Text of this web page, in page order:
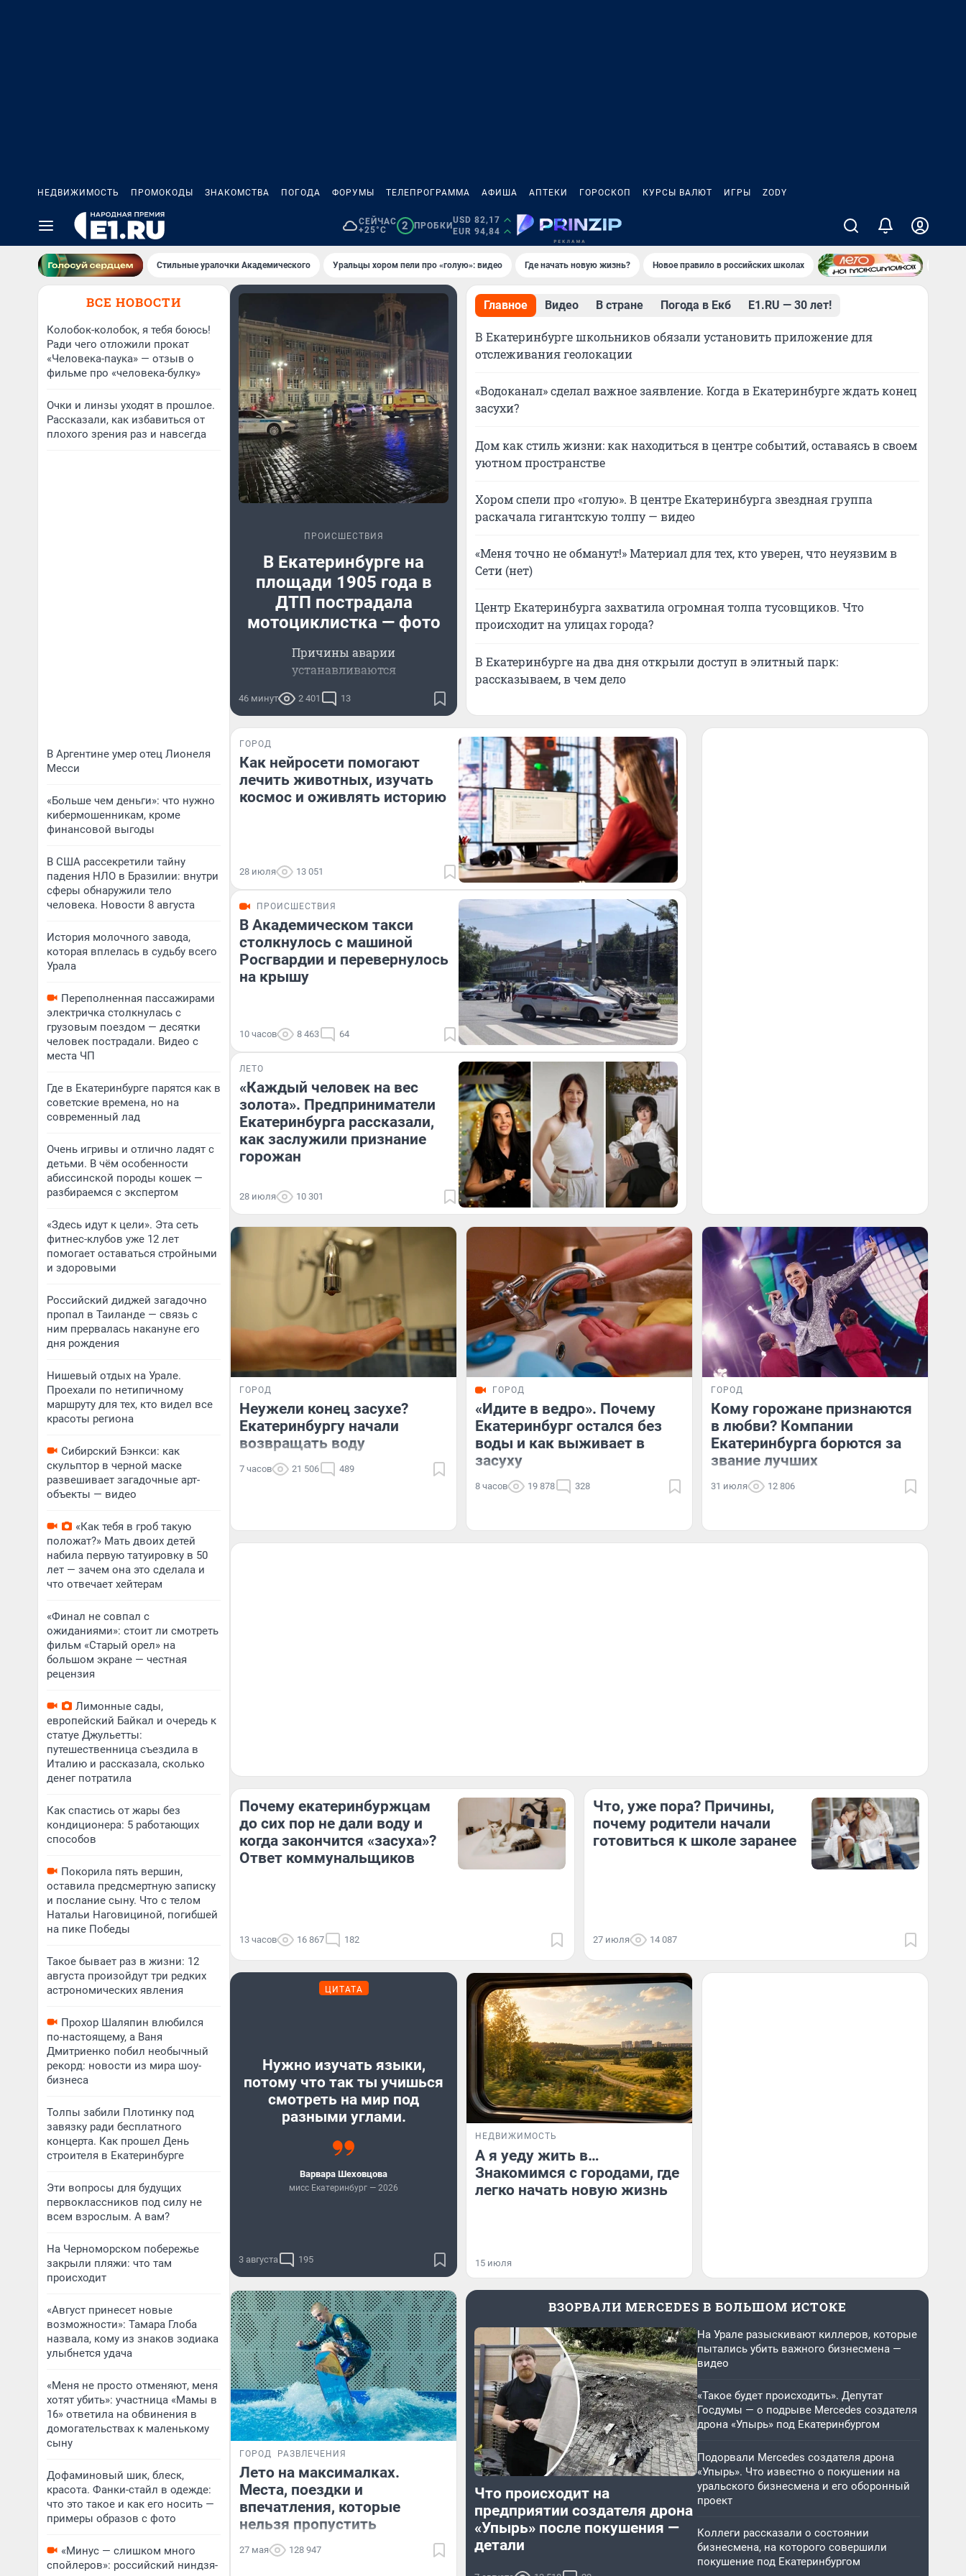
НЕДВИЖИМОСТЬ ПРОМОКОДЫ ЗНАКОМСТВА ПОГОДА ФОРУМЫ ТЕЛЕПРОГРАММА АФИША АПТЕКИ ГОРОСКОП КУРСЫ ВАЛЮТ ИГРЫ ZODY
СЕЙЧАС
+25°C
2 ПРОБКИ
USD 82,17
EUR 94,84
Стильные уралочки Академического Уральцы хором пели про «голую»: видео Где начать новую жизнь? Новое правило в российских школах
ВСЕ НОВОСТИ
Колобок-колобок, я тебя боюсь!
Ради чего отложили прокат
«Человека-паука» — отзыв о
фильме про «человека-булку»
Очки и линзы уходят в прошлое.
Рассказали, как избавиться от
плохого зрения раз и навсегда
В Аргентине умер отец Лионеля
Месси
«Больше чем деньги»: что нужно
кибермошенникам, кроме
финансовой выгоды
В США рассекретили тайну
падения НЛО в Бразилии: внутри
сферы обнаружили тело
человека. Новости 8 августа
История молочного завода,
которая вплелась в судьбу всего
Урала
Переполненная пассажирами
электричка столкнулась с
грузовым поездом — десятки
человек пострадали. Видео с
места ЧП
Где в Екатеринбурге парятся как в
советские времена, но на
современный лад
Очень игривы и отлично ладят с
детьми. В чём особенности
абиссинской породы кошек —
разбираемся с экспертом
«Здесь идут к цели». Эта сеть
фитнес-клубов уже 12 лет
помогает оставаться стройными
и здоровыми
Российский диджей загадочно
пропал в Таиланде — связь с
ним прервалась накануне его
дня рождения
Нишевый отдых на Урале.
Проехали по нетипичному
маршруту для тех, кто видел все
красоты региона
Сибирский Бэнкси: как
скульптор в черной маске
развешивает загадочные арт-
объекты — видео
«Как тебя в гроб такую
положат?» Мать двоих детей
набила первую татуировку в 50
лет — зачем она это сделала и
что отвечает хейтерам
«Финал не совпал с
ожиданиями»: стоит ли смотреть
фильм «Старый орел» на
большом экране — честная
рецензия
Лимонные сады,
европейский Байкал и очередь к
статуе Джульетты:
путешественница съездила в
Италию и рассказала, сколько
денег потратила
Как спастись от жары без
кондиционера: 5 работающих
способов
Покорила пять вершин,
оставила предсмертную записку
и послание сыну. Что с телом
Натальи Наговициной, погибшей
на пике Победы
Такое бывает раз в жизни: 12
августа произойдут три редких
астрономических явления
Прохор Шаляпин влюбился
по-настоящему, а Ваня
Дмитриенко побил необычный
рекорд: новости из мира шоу-
бизнеса
Толпы забили Плотинку под
завязку ради бесплатного
концерта. Как прошел День
строителя в Екатеринбурге
Эти вопросы для будущих
первоклассников под силу не
всем взрослым. А вам?
На Черноморском побережье
закрыли пляжи: что там
происходит
«Август принесет новые
возможности»: Тамара Глоба
назвала, кому из знаков зодиака
улыбнется удача
«Меня не просто отменяют, меня
хотят убить»: участница «Мамы в
16» ответила на обвинения в
домогательствах к маленькому
сыну
Дофаминовый шик, блеск,
красота. Фанки-стайл в одежде:
что это такое и как его носить —
примеры образов с фото
«Минус — слишком много
спойлеров»: российский ниндзя-
ПРОИСШЕСТВИЯ
В Екатеринбурге на
площади 1905 года в
ДТП пострадала
мотоциклистка — фото
Причины аварии
устанавливаются
46 минут 2 401 13
Главное Видео В стране Погода в Екб Е1.RU — 30 лет!
В Екатеринбурге школьников обязали установить приложение для
отслеживания геолокации
«Водоканал» сделал важное заявление. Когда в Екатеринбурге ждать конец
засухи?
Дом как стиль жизни: как находиться в центре событий, оставаясь в своем
уютном пространстве
Хором спели про «голую». В центре Екатеринбурга звездная группа
раскачала гигантскую толпу — видео
«Меня точно не обманут!» Материал для тех, кто уверен, что неуязвим в
Сети (нет)
Центр Екатеринбурга захватила огромная толпа тусовщиков. Что
происходит на улицах города?
В Екатеринбурге на два дня открыли доступ в элитный парк:
рассказываем, в чем дело
ГОРОД
Как нейросети помогают
лечить животных, изучать
космос и оживлять историю
28 июля 13 051
ПРОИСШЕСТВИЯ
В Академическом такси
столкнулось с машиной
Росгвардии и перевернулось
на крышу
10 часов 8 463 64
ЛЕТО
«Каждый человек на вес
золота». Предприниматели
Екатеринбурга рассказали,
как заслужили признание
горожан
28 июля 10 301
ГОРОД
Неужели конец засухе?
Екатеринбургу начали
возвращать воду
7 часов 21 506 489
ГОРОД
«Идите в ведро». Почему
Екатеринбург остался без
воды и как выживает в
засуху
8 часов 19 878 328
ГОРОД
Кому горожане признаются
в любви? Компании
Екатеринбурга борются за
звание лучших
31 июля 12 806
Почему екатеринбуржцам
до сих пор не дали воду и
когда закончится «засуха»?
Ответ коммунальщиков
13 часов 16 867 182
Что, уже пора? Причины,
почему родители начали
готовиться к школе заранее
27 июля 14 087
ЦИТАТА
Нужно изучать языки,
потому что так ты учишься
смотреть на мир под
разными углами.
Варвара Шеховцова
мисс Екатеринбург — 2026
3 августа 195
НЕДВИЖИМОСТЬ
А я уеду жить в…
Знакомимся с городами, где
легко начать новую жизнь
15 июля
ГОРОД РАЗВЛЕЧЕНИЯ
Лето на максималках.
Места, поездки и
впечатления, которые
нельзя пропустить
27 мая 128 947
ВЗОРВАЛИ MERCEDES В БОЛЬШОМ ИСТОКЕ
Что происходит на
предприятии создателя дрона
«Упырь» после покушения —
детали
На Урале разыскивают киллеров, которые
пытались убить важного бизнесмена —
видео
«Такое будет происходить». Депутат
Госдумы — о подрыве Mercedes создателя
дрона «Упырь» под Екатеринбургом
Подорвали Mercedes создателя дрона
«Упырь». Что известно о покушении на
уральского бизнесмена и его оборонный
проект
Коллеги рассказали о состоянии
бизнесмена, на которого совершили
покушение под Екатеринбургом